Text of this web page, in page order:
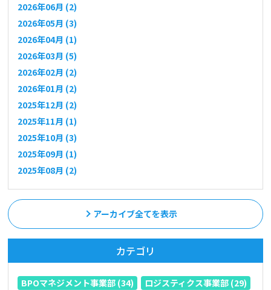
2026年06月 (2)
2026年05月 (3)
2026年04月 (1)
2026年03月 (5)
2026年02月 (2)
2026年01月 (2)
2025年12月 (2)
2025年11月 (1)
2025年10月 (3)
2025年09月 (1)
2025年08月 (2)
アーカイブ全てを表示
カテゴリ
BPOマネジメント事業部 (34)
ロジスティクス事業部 (29)